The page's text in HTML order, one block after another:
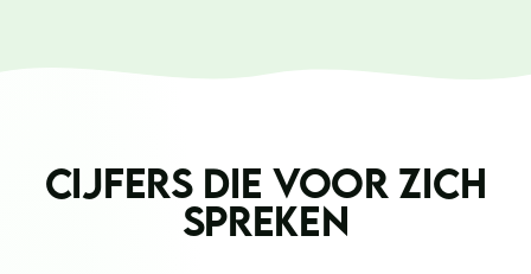
INSTALLATIE SHOP
CIJFERS DIE VOOR ZICH
SPREKEN